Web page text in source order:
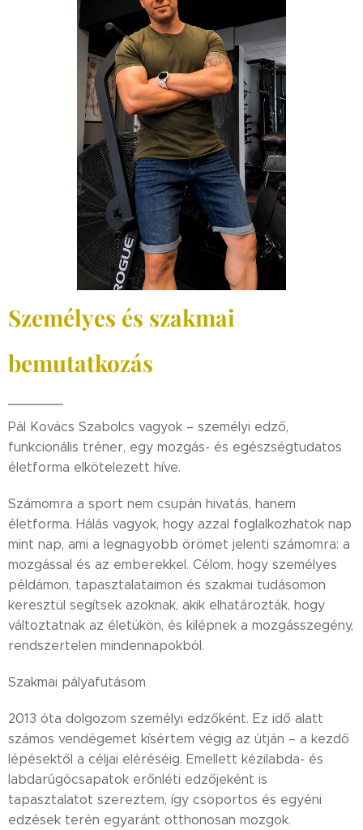
Személyes és szakmai
bemutatkozás
Pál Kovács Szabolcs vagyok – személyi edző,
funkcionális tréner, egy mozgás- és egészségtudatos
életforma elkötelezett híve.
Számomra a sport nem csupán hivatás, hanem
életforma. Hálás vagyok, hogy azzal foglalkozhatok nap
mint nap, ami a legnagyobb örömet jelenti számomra: a
mozgással és az emberekkel. Célom, hogy személyes
példámon, tapasztalataimon és szakmai tudásomon
keresztül segítsek azoknak, akik elhatározták, hogy
változtatnak az életükön, és kilépnek a mozgásszegény,
rendszertelen mindennapokból.
Szakmai pályafutásom
2013 óta dolgozom személyi edzőként. Ez idő alatt
számos vendégemet kísértem végig az útján – a kezdő
lépésektől a céljai eléréséig. Emellett kézilabda- és
labdarúgócsapatok erőnléti edzőjeként is
tapasztalatot szereztem, így csoportos és egyéni
edzések terén egyaránt otthonosan mozgok.